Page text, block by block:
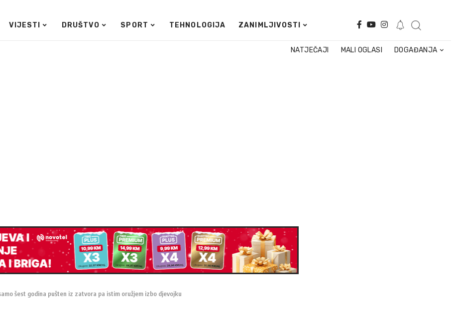
VIJESTI DRUŠTVO SPORT TEHNOLOGIJA ZANIMLJIVOSTI
NATJEČAJI MALI OGLASI DOGAĐANJA
šest godina pušten iz zatvora pa istim oružjem izbo djevojku